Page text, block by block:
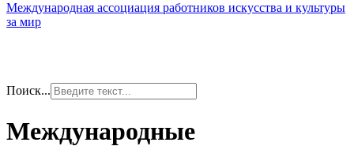
Международная ассоциация работников искусства и культуры
за мир
Поиск...
Международные